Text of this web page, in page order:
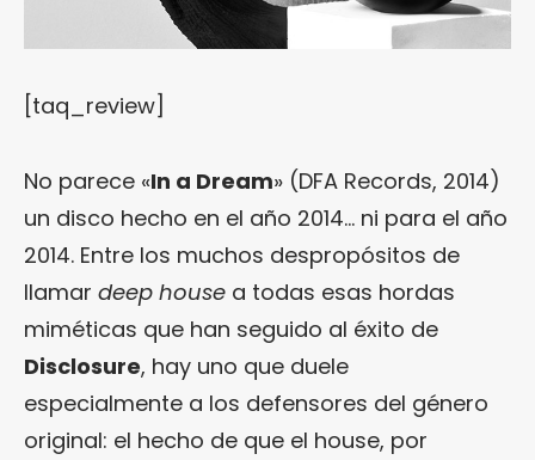
[taq_review]
No parece «In a Dream» (DFA Records, 2014)
un disco hecho en el año 2014… ni para el año
2014. Entre los muchos despropósitos de
llamar deep house a todas esas hordas
miméticas que han seguido al éxito de
Disclosure, hay uno que duele
especialmente a los defensores del género
original: el hecho de que el house, por